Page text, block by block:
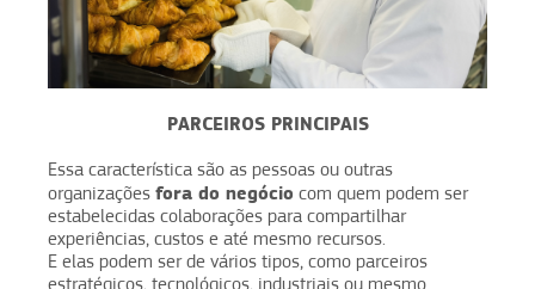
PARCEIROS PRINCIPAIS
Essa característica são as pessoas ou outras
organizações fora do negócio com quem podem ser
estabelecidas colaborações para compartilhar
experiências, custos e até mesmo recursos.
E elas podem ser de vários tipos, como parceiros
estratégicos, tecnológicos, industriais ou mesmo